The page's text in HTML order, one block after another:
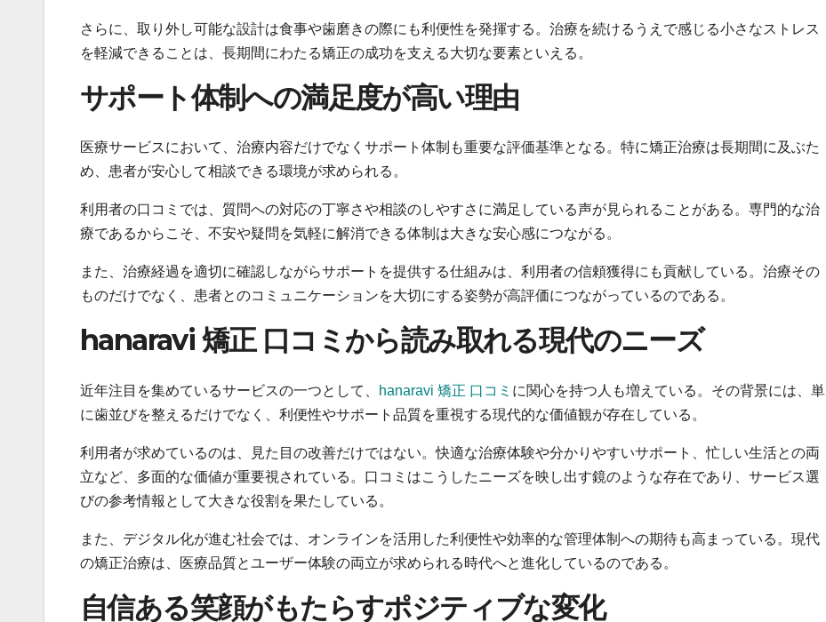
さらに、取り外し可能な設計は食事や歯磨きの際にも利便性を発揮する。治療を続けるうえで感じる小さなストレス
を軽減できることは、長期間にわたる矯正の成功を支える大切な要素といえる。
サポート体制への満足度が高い理由
医療サービスにおいて、治療内容だけでなくサポート体制も重要な評価基準となる。特に矯正治療は長期間に及ぶた
め、患者が安心して相談できる環境が求められる。
利用者の口コミでは、質問への対応の丁寧さや相談のしやすさに満足している声が見られることがある。専門的な治
療であるからこそ、不安や疑問を気軽に解消できる体制は大きな安心感につながる。
また、治療経過を適切に確認しながらサポートを提供する仕組みは、利用者の信頼獲得にも貢献している。治療その
ものだけでなく、患者とのコミュニケーションを大切にする姿勢が高評価につながっているのである。
hanaravi 矯正 口コミから読み取れる現代のニーズ
近年注目を集めているサービスの一つとして、 hanaravi 矯正 口コミ に関心を持つ人も増えている。その背景には、単
に歯並びを整えるだけでなく、利便性やサポート品質を重視する現代的な価値観が存在している。
利用者が求めているのは、見た目の改善だけではない。快適な治療体験や分かりやすいサポート、忙しい生活との両
立など、多面的な価値が重要視されている。口コミはこうしたニーズを映し出す鏡のような存在であり、サービス選
びの参考情報として大きな役割を果たしている。
また、デジタル化が進む社会では、オンラインを活用した利便性や効率的な管理体制への期待も高まっている。現代
の矯正治療は、医療品質とユーザー体験の両立が求められる時代へと進化しているのである。
自信ある笑顔がもたらすポジティブな変化